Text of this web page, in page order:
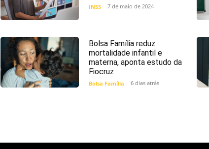
INSS 7 de maio de 2024
Bolsa Família reduz
mortalidade infantil e
materna, aponta estudo da
Fiocruz
Bolsa Família 6 dias atrás